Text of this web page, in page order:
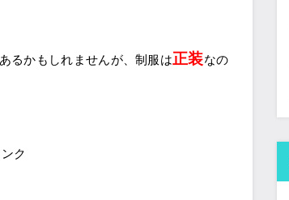
るかもしれませんが、制服は正装なの
ク